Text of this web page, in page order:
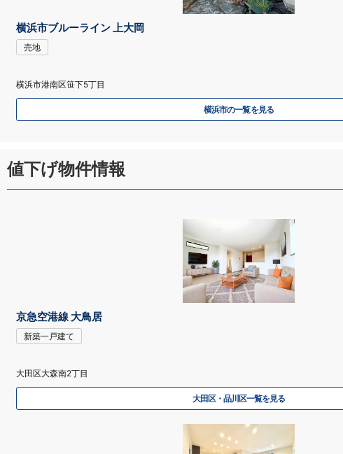
横浜市ブルーライン 上大岡
売地
横浜市港南区笹下5丁目
横浜市の一覧を見る
値下げ物件情報
京急空港線 大鳥居
新築一戸建て
大田区大森南2丁目
大田区・品川区一覧を見る